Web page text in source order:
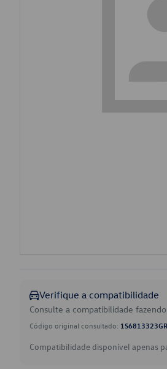
Verifique a compatibilidade
Consulte a compatibilidade
Código original consultado:
Compatibilidade disponível apenas